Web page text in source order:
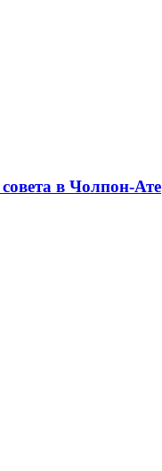
в Чолпон-Ате